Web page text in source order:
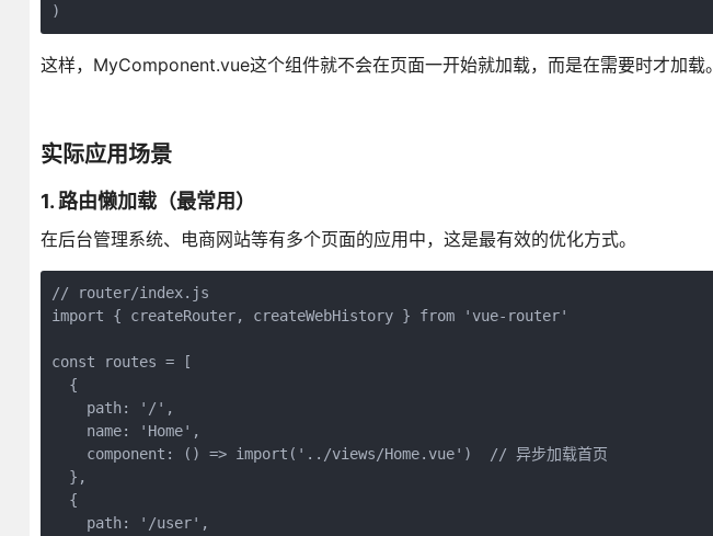
)
这样，MyComponent.vue这个组件就不会在页面一开始就加载，而是在需要时才加载。
实际应用场景
1. 路由懒加载（最常用）
在后台管理系统、电商网站等有多个页面的应用中，这是最有效的优化方式。
// router/index.js
import { createRouter, createWebHistory } from 'vue-router'
const routes = [
  {
    path: '/',
    name: 'Home',
    component: () => import('../views/Home.vue')  // 异步加载首页
  },
  {
    path: '/user',